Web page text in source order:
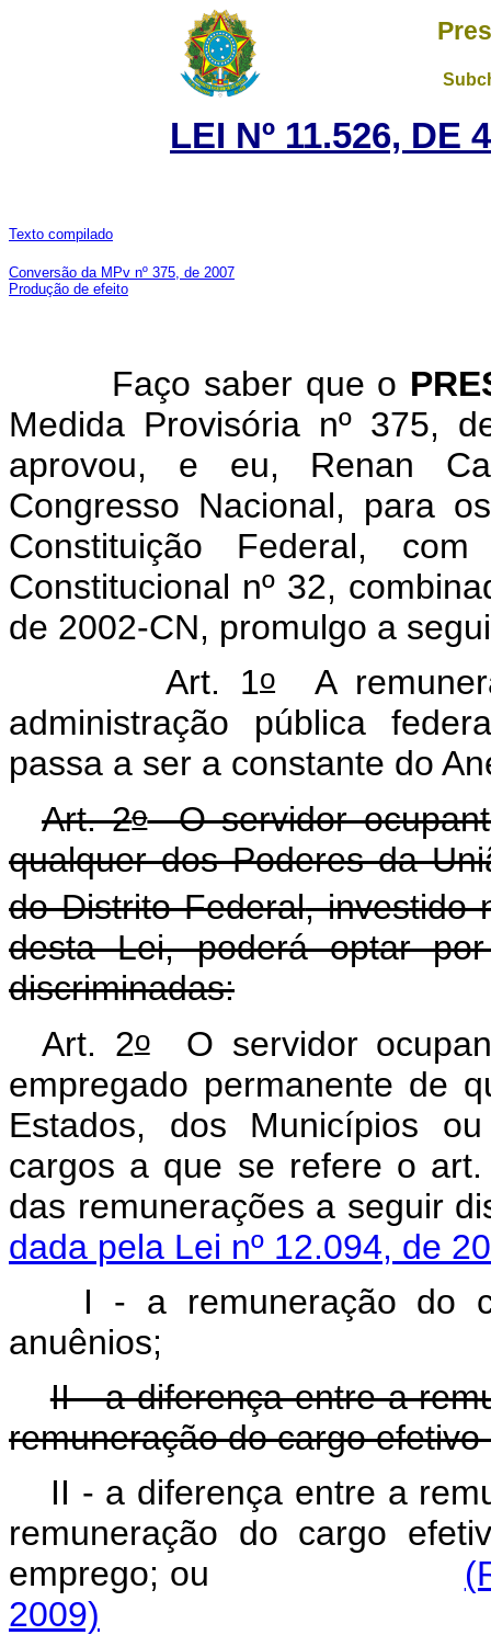
LEI Nº 11.526, DE
Texto compilado
Conversão da MPv nº 375, de 2007
Produção de efeito
Faço saber que o
Medida Provisória nº 375,
aprovou, e eu, Renan
Congresso Nacional, para
Constituição Federal,
Constitucional nº 32,
de 2002-CN, promulgo a
Art. 1o
A
administração pública
passa a ser a constante do
Art. 2oO servidor
qualquer dos Poderes da
do Distrito Federal, investido
desta Lei, poderá optar
discriminadas:
Art. 2oO servidor
empregado permanente de
Estados, dos Municípios
cargos a que se refere o
das remunerações a
dada pela Lei nº 12.094, de
I - a remuneração do
anuênios;
II - a diferença entre a
remuneração do cargo
II - a diferença entre a
remuneração do cargo
emprego; ou
2009)